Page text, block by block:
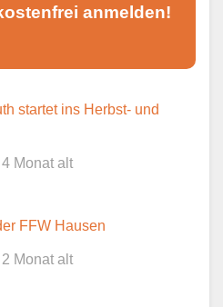
anmelden!
lediglich zur
und ist nicht
startet ins Herbst- und
Monat alt
FFW Hausen
Monat alt